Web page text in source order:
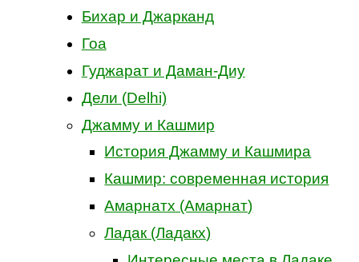
Бихар и Джарканд
Гоа
Гуджарат и Даман-Диу
Дели (Delhi)
Джамму и Кашмир
История Джамму и Кашмира
Кашмир: современная история
Амарнатх (Амарнат)
Ладак (Ладакх)